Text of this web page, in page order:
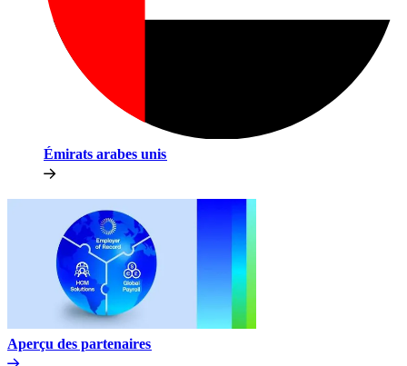
Émirats arabes unis​​
Aperçu des partenaires​​